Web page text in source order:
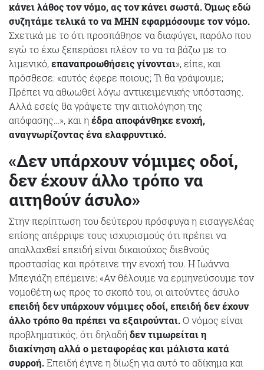
κάνει λάθος τον νόμο, ας τον κάνει σωστά. Όμως εδώ
συζητάμε τελικά το να ΜΗΝ εφαρμόσουμε τον νόμο.
Σχετικά με το ότι προσπάθησε να διαφύγει, παρόλο που
εγώ το έχω ξεπεράσει πλέον το να τα βάζω με το
λιμενικό,επαναπροωθήσεις γίνονται», είπε, και
πρόσθεσε: «αυτός έφερε ποιους; Τι θα γράψουμε;
Πρέπει να αθωωθεί λόγω αντικειμενικής υπόστασης.
Αλλά εσείς θα γράψετε την αιτιολόγηση της
απόφασης…», και ηέδρα αποφάνθηκε ενοχή,
αναγνωρίζοντας ένα ελαφρυντικό.
«Δεν υπάρχουν νόμιμες οδοί,
δεν έχουν άλλο τρόπο να
αιτηθούν άσυλο»
Στην περίπτωση του δεύτερου πρόσφυγα η εισαγγελέας
επίσης απέρριψε τους ισχυρισμούς ότι πρέπει να
απαλλαχθεί επειδή είναι δικαιούχος διεθνούς
προστασίας και πρότεινε την ενοχή του. Η Ιωάννα
Μπεγιάζη επέμεινε: «Αν θέλουμε να ερμηνεύσουμε τον
νομοθέτη ως προς το σκοπό του, οι αιτούντες άσυλο
επειδή δεν υπάρχουν νόμιμες οδοί, επειδή δεν έχουν
άλλο τρόπο θα πρέπει να εξαιρούνται.Ο νόμος είναι
προβληματικός, ότι δηλαδήδεν τιμωρείται η
διακίνηση αλλά ο μεταφορέας και μάλιστα κατά
συρροή.Επειδή έγινε η δίωξη για αυτό το αδίκημα και